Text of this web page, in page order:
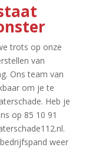
trots op onze
van
Ons team van
om je te
Heb je
op 85 10 91
weer